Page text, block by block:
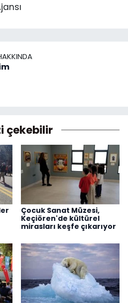
çekebilir
Çocuk Sanat Müzesi,
Keçiören'de kültürel
mirasları keşfe çıkarıyor